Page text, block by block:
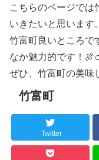
こちらのページでは
いきたいと思います。
竹富町良いところで
なか魅力的です！
ぜひ、竹富町の美味
竹富町
Twitter